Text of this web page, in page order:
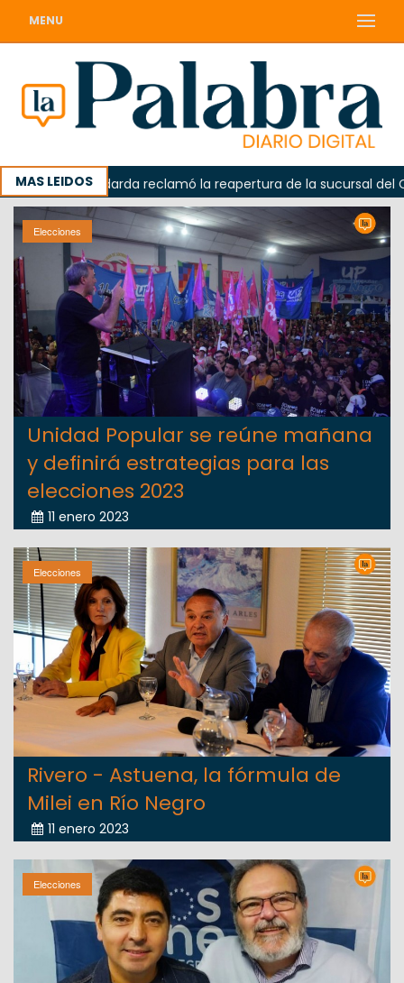
MENU
MAS LEIDOSOdarda reclamó la reapertura de la sucursal del
Elecciones
Unidad Popular se reúne mañana
y definirá estrategias para las
elecciones 2023
11 enero 2023
Elecciones
Rivero - Astuena, la fórmula de
Milei en Río Negro
11 enero 2023
Elecciones